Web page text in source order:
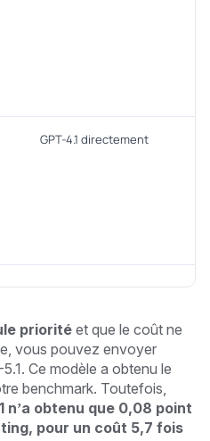
GPT-4.1 directement
priorité et que le coût ne
vous pouvez envoyer
Ce modèle a obtenu le
benchmark. Toutefois,
n’a obtenu que 0,08 point
pour un coût 5,7 fois